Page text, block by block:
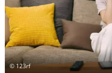
© 123rf